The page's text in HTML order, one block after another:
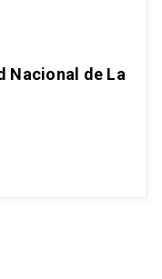
Nacional de La